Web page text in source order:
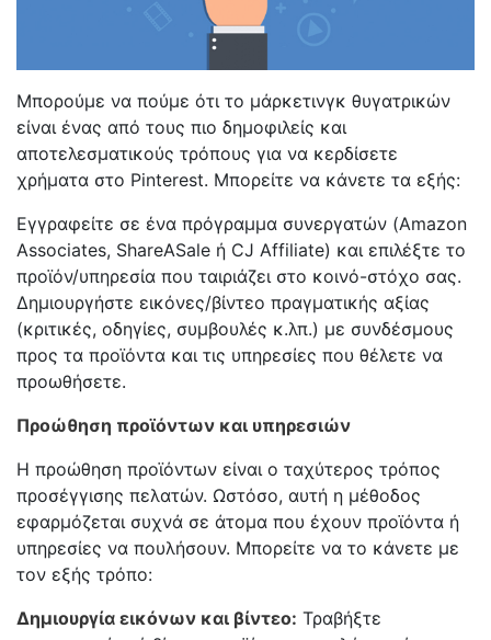
Μπορούμε να πούμε ότι το μάρκετινγκ θυγατρικών
είναι ένας από τους πιο δημοφιλείς και
αποτελεσματικούς τρόπους για να κερδίσετε
χρήματα στο Pinterest. Μπορείτε να κάνετε τα εξής:
Εγγραφείτε σε ένα πρόγραμμα συνεργατών (Amazon
Associates, ShareASale ή CJ Affiliate) και επιλέξτε το
προϊόν/υπηρεσία που ταιριάζει στο κοινό-στόχο σας.
Δημιουργήστε εικόνες/βίντεο πραγματικής αξίας
(κριτικές, οδηγίες, συμβουλές κ.λπ.) με συνδέσμους
προς τα προϊόντα και τις υπηρεσίες που θέλετε να
προωθήσετε.
Προώθηση προϊόντων και υπηρεσιών
Η προώθηση προϊόντων είναι ο ταχύτερος τρόπος
προσέγγισης πελατών. Ωστόσο, αυτή η μέθοδος
εφαρμόζεται συχνά σε άτομα που έχουν προϊόντα ή
υπηρεσίες να πουλήσουν. Μπορείτε να το κάνετε με
τον εξής τρόπο:
Δημιουργία εικόνων και βίντεο: Τραβήξτε